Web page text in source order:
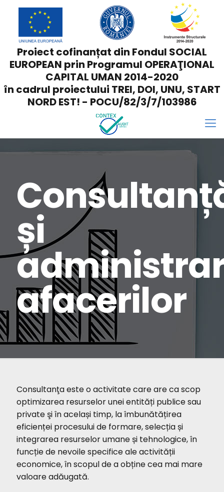
Proiect cofinanțat din Fondul SOCIAL
EUROPEAN prin Programul OPERAŢIONAL
CAPITAL UMAN 2014-2020
în cadrul proiectului TREI, DOI, UNU, START
NORD EST! - POCU/82/3/7/103986
și
afacerilor
Consultanţa este o activitate care are ca scop
optimizarea resurselor unei entități publice sau
private şi în același timp, la îmbunătățirea
eficienței procesului de formare, selecția și
integrarea resurselor umane și tehnologice, în
funcție de nevoile specifice ale activității
economice, în scopul de a obține cea mai mare
valoare adăugată.